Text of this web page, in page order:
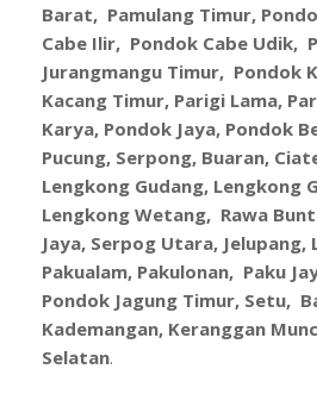
Barat, Pamulang Timur,
Cabe Ilir, Pondok Cabe Udik,
Jurangmangu Timur, Pondok
Kacang Timur, Parigi Lama,
Karya, Pondok Jaya, Pondok
Pucung, Serpong, Buaran,
Lengkong Gudang, Lengkong
Lengkong Wetang, Rawa
Jaya, Serpog Utara, Jelupang,
Pakualam, Pakulonan, Paku
Pondok Jagung Timur, Setu,
Kademangan, Keranggan
Selatan.